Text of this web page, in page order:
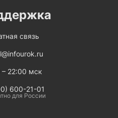
связь
– 22:00 мск
600-21-01
для России